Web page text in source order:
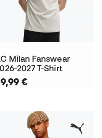
Milan Fanswear
2027 T-Shirt
€